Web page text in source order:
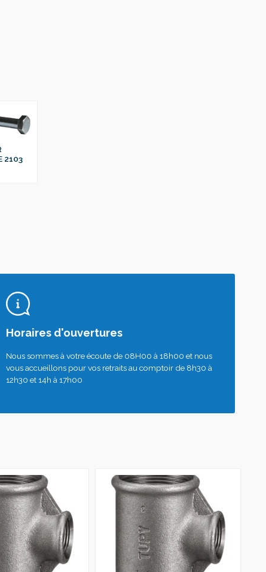
2103
Horaires d'ouvertures
Nous sommes à votre écoute de 08H00 à 18h00 et nous
vous accueillons pour vos retraits au comptoir de 8h30 à
12h30 et 14h à 17h00